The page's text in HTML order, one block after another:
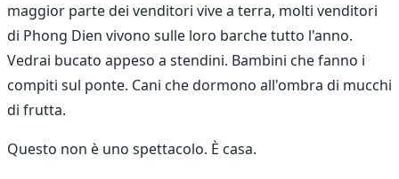
maggior parte dei venditori vive a terra, molti venditori
di Phong Dien vivono sulle loro barche tutto l'anno.
Vedrai bucato appeso a stendini. Bambini che fanno i
compiti sul ponte. Cani che dormono all'ombra di mucchi
di frutta.
Questo non è uno spettacolo. È casa.